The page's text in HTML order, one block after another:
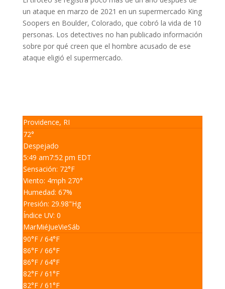
un ataque en marzo de 2021 en un supermercado King
Soopers en Boulder, Colorado, que cobró la vida de 10
personas. Los detectives no han publicado información
sobre por qué creen que el hombre acusado de ese
ataque eligió el supermercado.
Providence, RI
72°
Despejado
5:49 am7:52 pm EDT
Sensación: 72°F
Viento: 4mph 270°
Humedad: 67%
Presión: 29.98"Hg
Índice UV: 0
MarMiéJueVieSáb
90°F/ 64°F
86°F/ 66°F
86°F/ 64°F
82°F/ 61°F
82°F/ 61°F